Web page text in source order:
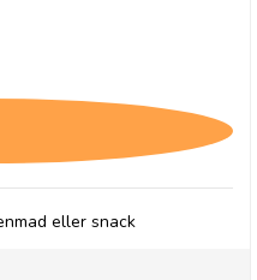
eller snack